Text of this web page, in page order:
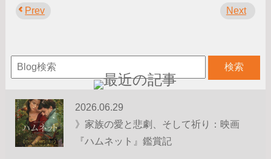
Prev Next
2026.06.29
》家族の愛と悲劇、そして祈り：映画
『ハムネット』鑑賞記